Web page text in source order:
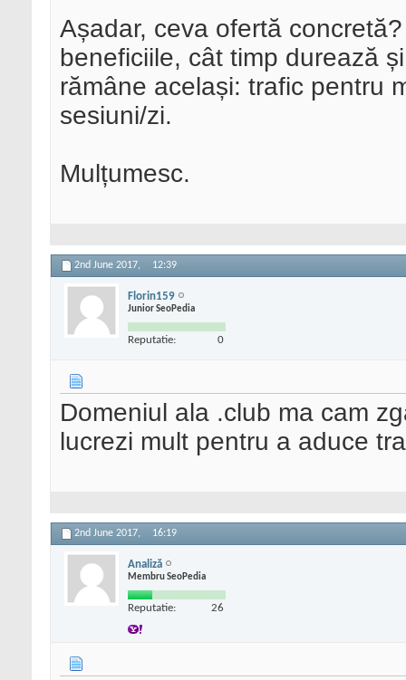
Așadar, ceva ofertă
beneficiile, cât timp durează
rămâne același: trafic pentru
sesiuni/zi.
Mulțumesc.
2nd June 2017, 12:39
Florin159
Junior SeoPedia
Reputatie: 0
Domeniul ala .club ma cam
lucrezi mult pentru a aduce
2nd June 2017, 16:19
Analiză
Membru SeoPedia
Reputatie: 26